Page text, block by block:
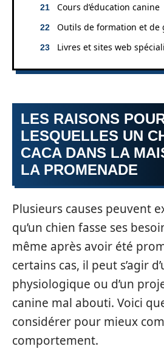
Cours d’éducation canine
Outils de formation et de
Livres et sites web
LES RAISONS
LESQUELLES UN
CACA DANS LA
LA PROMENADE
Plusieurs causes peuvent
qu’un chien fasse ses
même après avoir été
certains cas, il peut s’agir
physiologique ou d’un
canine mal abouti. Voici
considérer pour mieux
comportement.